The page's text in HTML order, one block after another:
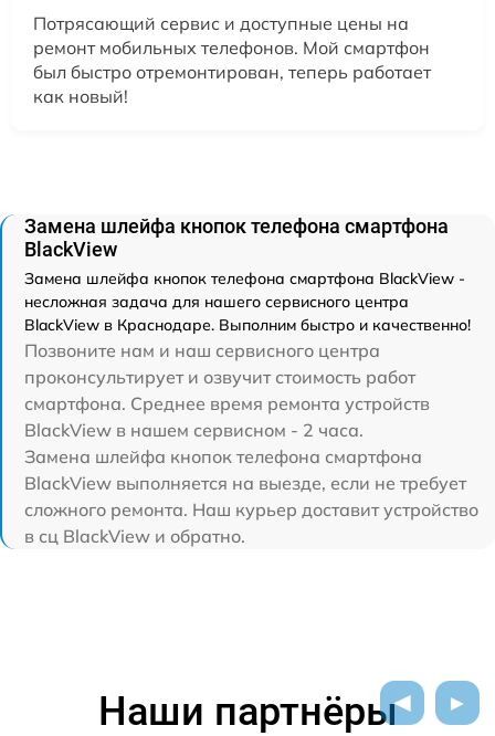
Потрясающий сервис и доступные цены на
ремонт мобильных телефонов. Мой смартфон
был быстро отремонтирован, теперь работает
как новый!
Замена шлейфа кнопок телефона смартфона
BlackView
Замена шлейфа кнопок телефона смартфона BlackView -
несложная задача для нашего сервисного центра
BlackView в Краснодаре. Выполним быстро и качественно!
Позвоните нам и наш сервисного центра
проконсультирует и озвучит стоимость работ
смартфона. Среднее время ремонта устройств
BlackView в нашем сервисном - 2 часа.
Замена шлейфа кнопок телефона смартфона
BlackView выполняется на выезде, если не требует
сложного ремонта. Наш курьер доставит устройство
в сц BlackView и обратно.
Наши партнёры